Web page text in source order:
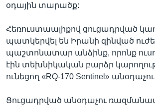
օդային տարածք:
Հեռուստաալիքով ցուցադրված
պատկերվել են Իրանի զինված
պաշտոնատար անձինք, որոնք
էին տեխնիկական բարձր
ունեցող «RQ-170 Sentinel»
Ցուցադրված անօդաչու